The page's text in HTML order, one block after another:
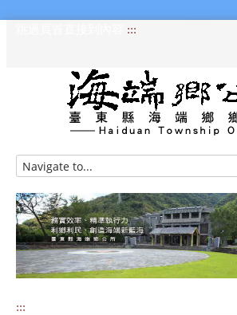
:::
HOME
訊息專區
認識海端
公所介紹
:::